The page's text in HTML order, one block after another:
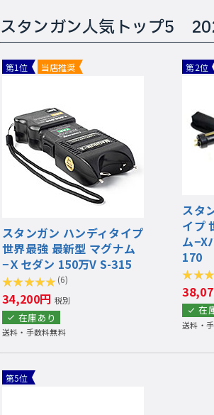
スタンガン人気トップ5
第1位 当店推奨
スタンガン ハンディタイプ
世界最強 最新型 マグナム
−Ｘセダン 150万V S-315
(6)
34,200円 税別
在庫あり
送料・手数料無料
第2位
スタ
イプ
ム−X
170
在
送料・
第5位